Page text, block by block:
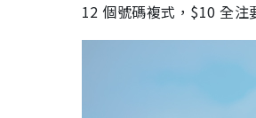
12 個號碼複式，$10 全注